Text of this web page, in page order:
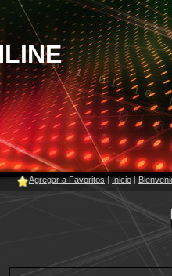
Agregar a Favoritos|Inicio|